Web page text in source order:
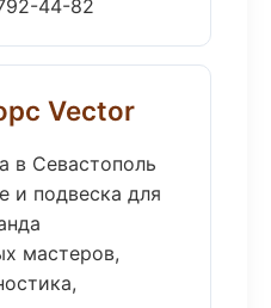
44-82
Vector
в Севастополь
и подвеска для
мастеров,